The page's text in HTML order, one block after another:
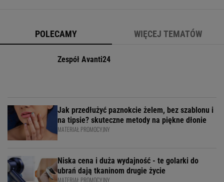
POLECAMY WIĘCEJ TEMATÓW
Zespół Avanti24
Jak przedłużyć paznokcie żelem, bez szablonu i
na tipsie? skuteczne metody na piękne dłonie
MATERIAŁ PROMOCYJNY
Niska cena i duża wydajność - te golarki do
ubrań dają tkaninom drugie życie
MATERIAŁ PROMOCYJNY